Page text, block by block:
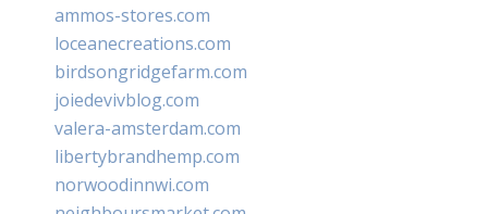
ammos-stores.com
loceanecreations.com
birdsongridgefarm.com
joiedevivblog.com
valera-amsterdam.com
libertybrandhemp.com
norwoodinnwi.com